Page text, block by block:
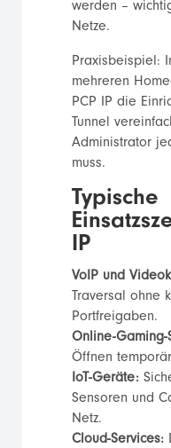
werden –
Netze.
Praxisbeispiel:
mehreren
PCP IP die
Tunnel
Administrator
muss.
Typische
IP
VoIP und
Traversal ohne
Portfreigaben.
Online-Gaming-
Öffnen
IoT-Geräte:
Sensoren und
Netz.
Cloud-Services: